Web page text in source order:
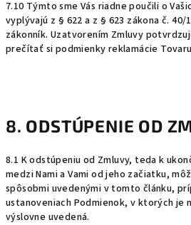
7.10 Týmto sme Vás riadne poučili o
vyplývajú z § 622 a z § 623 zákona č. 40/
zákonník. Uzatvorením Zmluvy
prečítať si podmienky reklamácie
8. ODSTÚPENIE OD
8.1 K odstúpeniu od Zmluvy, teda k
medzi Nami a Vami od jeho začiatku,
spôsobmi uvedenými v tomto článku,
ustanoveniach Podmienok, v ktorých je
výslovne uvedená.